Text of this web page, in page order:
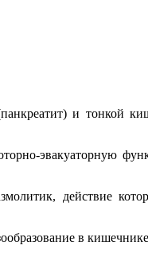
и тонкой
эвакуаторную
действие
в